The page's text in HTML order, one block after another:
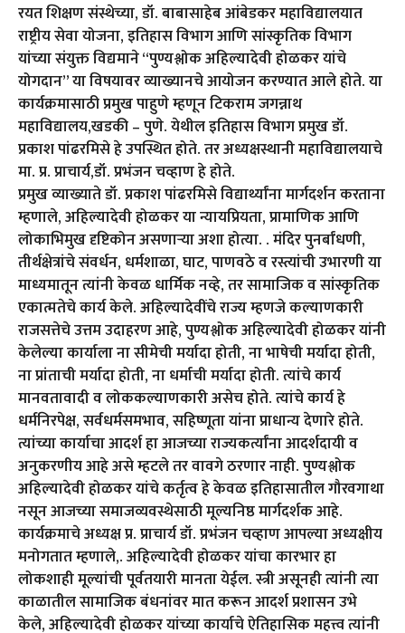
रयत शिक्षण संस्थेच्या, डॉ. बाबासाहेब आंबेडकर महाविद्यालयात
राष्ट्रीय सेवा योजना, इतिहास विभाग आणि सांस्कृतिक विभाग
यांच्या संयुक्त विद्यमाने “पुण्यश्लोक अहिल्यादेवी होळकर यांचे
योगदान” या विषयावर व्याख्यानचे आयोजन करण्यात आले होते. या
कार्यक्रमासाठी प्रमुख पाहुणे म्हणून टिकराम जगन्नाथ
महाविद्यालय,खडकी – पुणे. येथील इतिहास विभाग प्रमुख डॉ.
प्रकाश पांढरमिसे हे उपस्थित होते. तर अध्यक्षस्थानी महाविद्यालयाचे
मा. प्र. प्राचार्य,डॉ. प्रभंजन चव्हाण हे होते.
प्रमुख व्याख्याते डॉ. प्रकाश पांढरमिसे विद्यार्थ्यांना मार्गदर्शन करताना
म्हणाले, अहिल्यादेवी होळकर या न्यायप्रियता, प्रामाणिक आणि
लोकाभिमुख दृष्टिकोन असणाऱ्या अशा होत्या. . मंदिर पुनर्बांधणी,
तीर्थक्षेत्रांचे संवर्धन, धर्मशाळा, घाट, पाणवठे व रस्त्यांची उभारणी या
माध्यमातून त्यांनी केवळ धार्मिक नव्हे, तर सामाजिक व सांस्कृतिक
एकात्मतेचे कार्य केले. अहिल्यादेवींचे राज्य म्हणजे कल्याणकारी
राजसत्तेचे उत्तम उदाहरण आहे, पुण्यश्लोक अहिल्यादेवी होळकर यांनी
केलेल्या कार्याला ना सीमेची मर्यादा होती, ना भाषेची मर्यादा होती,
ना प्रांताची मर्यादा होती, ना धर्माची मर्यादा होती. त्यांचे कार्य
मानवतावादी व लोककल्याणकारी असेच होते. त्यांचे कार्य हे
धर्मनिरपेक्ष, सर्वधर्मसमभाव, सहिष्णूता यांना प्राधान्य देणारे होते.
त्यांच्या कार्याचा आदर्श हा आजच्या राज्यकर्त्यांना आदर्शदायी व
अनुकरणीय आहे असे म्हटले तर वावगे ठरणार नाही. पुण्यश्लोक
अहिल्यादेवी होळकर यांचे कर्तृत्व हे केवळ इतिहासातील गौरवगाथा
नसून आजच्या समाजव्यवस्थेसाठी मूल्यनिष्ठ मार्गदर्शक आहे.
कार्यक्रमाचे अध्यक्ष प्र. प्राचार्य डॉ. प्रभंजन चव्हाण आपल्या अध्यक्षीय
मनोगतात म्हणाले,. अहिल्यादेवी होळकर यांचा कारभार हा
लोकशाही मूल्यांची पूर्वतयारी मानता येईल. स्त्री असूनही त्यांनी त्या
काळातील सामाजिक बंधनांवर मात करून आदर्श प्रशासन उभे
केले, अहिल्यादेवी होळकर यांच्या कार्याचे ऐतिहासिक महत्त्व त्यांनी